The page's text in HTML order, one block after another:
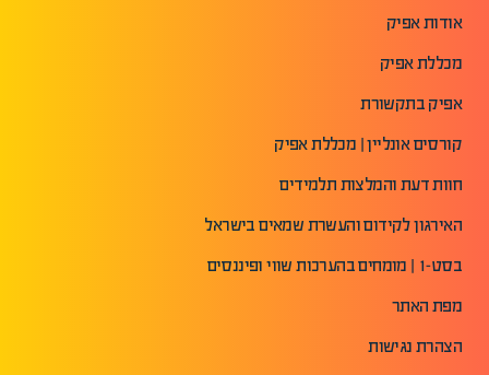
אודות אפיק
מכללת אפיק
אפיק בתקשורת
קורסים אונליין | מכללת אפיק
חוות דעת והמלצות תלמידים
האירגון לקידום והעשרת שמאים בישראל
בסט-1 | מומחים בהערכות שווי ופיננסים
מפת האתר
הצהרת נגישות